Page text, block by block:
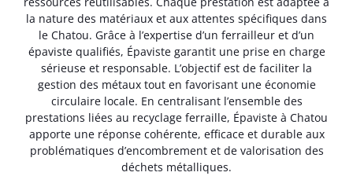
la nature des matériaux et aux attentes spécifiques dans
le Chatou. Grâce à l’expertise d’un ferrailleur et d’un
épaviste qualifiés, Épaviste garantit une prise en charge
sérieuse et responsable. L’objectif est de faciliter la
gestion des métaux tout en favorisant une économie
circulaire locale. En centralisant l’ensemble des
prestations liées au recyclage ferraille, Épaviste à Chatou
apporte une réponse cohérente, efficace et durable aux
problématiques d’encombrement et de valorisation des
déchets métalliques.